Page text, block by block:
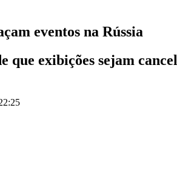
eventos na Rússia
exibições sejam